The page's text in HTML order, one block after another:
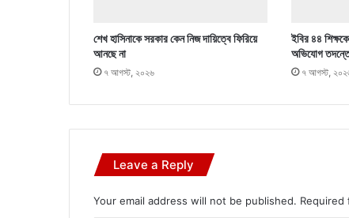
শেখ হাসিনাকে সরকার কেন নিজ দায়িত্বে ফিরিয়ে
আনছে না
৭ আগস্ট, ২০২৬
ইবির ৪৪
অভিযোগ
৭ আগস্ট,
Leave a Reply
Your email address will not be published. Required